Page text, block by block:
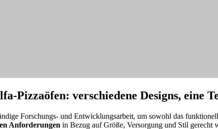
Pizzaöfen: verschiedene Designs, eine
Forschungs- und Entwicklungsarbeit, um sowohl das
Anforderungenin Bezug auf Größe, Versorgung und Stil gerecht